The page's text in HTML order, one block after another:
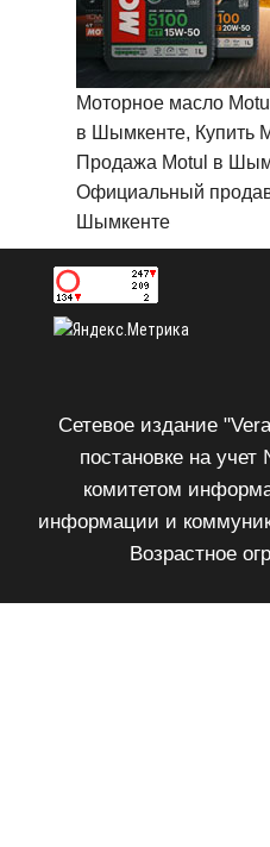
Моторное масло
в Шымкенте, Купить
Продажа Motul в
Официальный
Шымкенте
Сетевое издание
постановке на
комитетом
информации и
Возрастное